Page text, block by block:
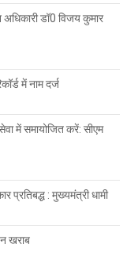
डॉ0 विजय कुमार
में नाम दर्ज
में समायोजित करें: सीएम
: मुख्यमंत्री धामी
खराब